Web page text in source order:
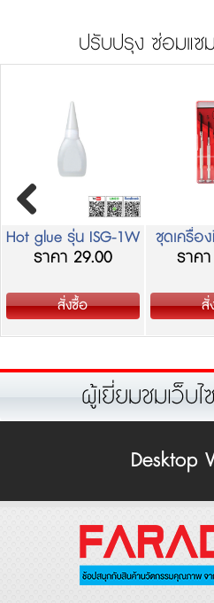
ปรับปรุง ซ่อมแซ
Hot glue รุ่น ISG-1W
ราคา 29.00
สั่งซื้อ
ชุดเครื่อ
ราค
สั่
ผู้เยี่ยมชมเว็บไ
Desktop